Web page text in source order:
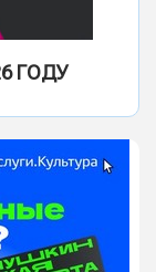
ГОДУ